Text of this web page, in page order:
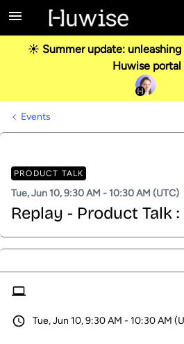
☀️ Summer update:
Huwise portal
Events
PRODUCT TALK
Tue, Jun 10, 9:30 AM - 10:30 AM (UTC)
Replay - Product Talk
Tue, Jun 10, 9:30 AM - 10:30 AM